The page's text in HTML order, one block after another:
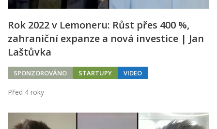
Rok 2022 v Lemoneru: Růst přes 400 %,
zahraniční expanze a nová investice | Jan
Laštůvka
SPONZOROVÁNO STARTUPY VIDEO
Před 4 roky